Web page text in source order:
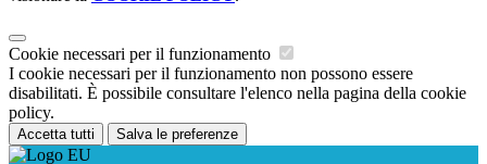
Cookie necessari per il funzionamento
I cookie necessari per il funzionamento non possono essere
disabilitati. È possibile consultare l'elenco nella pagina della cookie
policy.
Accetta tutti Salva le preferenze